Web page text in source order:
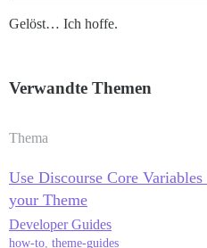
--d-categories-list-
--d-tag-border-radius:
--tag-text-color:
--onebox-shadow-color:
--onebox-border-color:
  --d-border-radius: 8px;
--content-border-color:
Gelöst… Ich hoffe.
Verwandte Themen
Thema
Use Discourse Core Variables
your Theme
Developer Guides
how-to theme-guides